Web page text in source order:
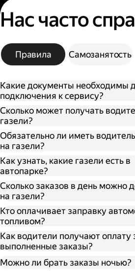
Нас часто
Правила Самозанятость
Какие документы необходимы
подключения к сервису?
Сколько может получать
газели?
Обязательно ли иметь
на газели?
Как узнать, какие газели есть в
автопарке?
Сколько заказов в день можно
на газели?
Кто оплачивает заправку
топливом?
Как водители получают оплату
выполненные заказы?
Можно ли брать заказы ночью?